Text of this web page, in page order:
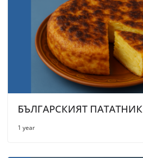
БЪЛГАРСКИЯТ ПАТАТНИК
1 year